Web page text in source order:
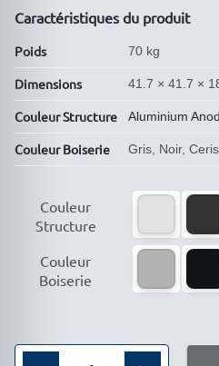
Caractéristiques du produit
Poids 70 kg
Dimensions 41.7 × 41.7 ×
Couleur Structure Aluminium
Couleur Boiserie Gris, Noir,
Couleur
Structure
Couleur
Boiserie